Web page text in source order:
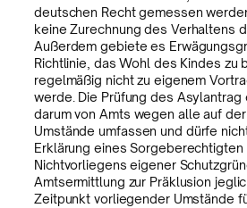
deutschen Recht gemessen
keine Zurechnung des Verhaltens
Außerdem gebiete es
Richtlinie, das Wohl des Kindes zu
regelmäßig nicht zu eigenem
werde. Die Prüfung des Asylantrag
darum von Amts wegen alle auf
Umstände umfassen und dürfe
Erklärung eines Sorgeberechtigten
Nichtvorliegens eigener
Amtsermittlung zur Präklusion
Zeitpunkt vorliegender Umstände